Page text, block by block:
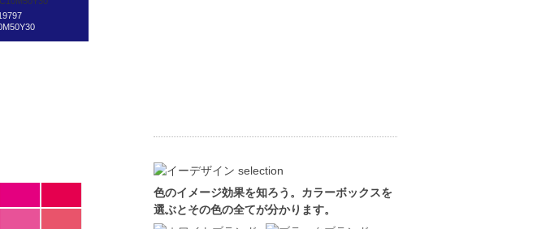
色のイメージ効果を知ろう。カラーボックスを
選ぶとその色の全てが分かります。